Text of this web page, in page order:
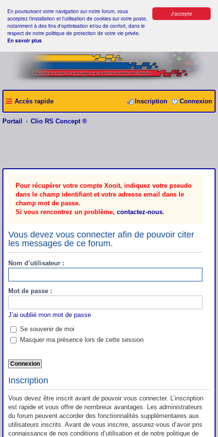
J'accepte
En poursuivant votre navigation sur notre forum, vous
acceptez l'installation et l'utilisation de cookies sur votre poste,
notamment à des fins d'optimisation et/ou de confort, dans le
respect de notre politique de protection de votre vie privée.
En savoir plus
Accès rapide Connexion
Inscription
Portail Clio RS Concept ®
Pour récupérer votre compte Xooit, indiquez votre pseudo
dans le champ identifiant et votre adresse email dans le
champ mot de passe.
Si vous rencontrez un problème, contactez-nous.
Vous devez vous connecter afin de pouvoir citer
les messages de ce forum.
Nom d’utilisateur :
Mot de passe :
J’ai oublié mon mot de passe
Se souvenir de moi
Masquer ma présence lors de cette session
Inscription
Vous devez être inscrit avant de pouvoir vous connecter. L’inscription
est rapide et vous offre de nombreux avantages. Les administrateurs
du forum peuvent accorder des fonctionnalités supplémentaires aux
utilisateurs inscrits. Avant de vous inscrire, assurez-vous d’avoir pris
connaissance de nos conditions d’utilisation et de notre politique de